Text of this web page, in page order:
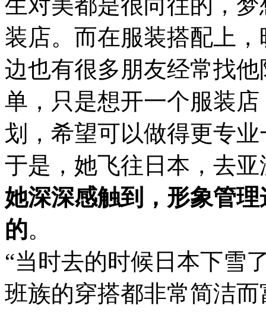
装店。而在服装搭配上
边也有很多朋友经常找
单，只是想开一个服装
划，希望可以做得更专
于是，她飞往日本，去
她深深感触到，形象管
的。
“当时去的时候日本下雪
班族的穿搭都非常简洁